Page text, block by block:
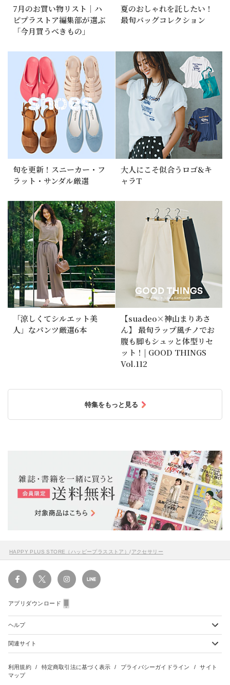
7月のお買い物リスト｜ハ
ピプラストア編集部が選ぶ
「今月買うべきもの」
夏のおしゃれを託したい！
最旬バッグコレクション
旬を更新！スニーカー・フ
ラット・サンダル厳選
大人にこそ似合うロゴ&キ
ャラT
「涼しくてシルエット美
人」なパンツ厳選6本
【suadeo×神山まりあさ
ん】 最旬ラップ風チノでお
腹も脚もシュッと体型リセ
ット！| GOOD THINGS
Vol.112
特集をもっと見る
HAPPY PLUS STORE（ハッピープラスストア）/アクセサリー
アプリダウンロード
ヘルプ
ショッピングガイド
会員特典のご案内
関連サイト
雑誌定期購読について
集英社Webマガジン Cobalt
利用規約 特定商取引法に基づく表示 プライバシーガイドライン
サイト
マップ